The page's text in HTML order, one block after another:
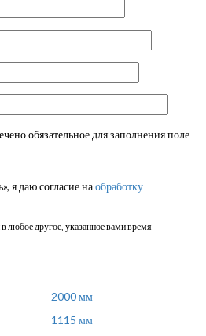
обязательное для заполнения поле
я даю согласие наобработку
любое другое, указанное вами время
2000 мм
1115 мм